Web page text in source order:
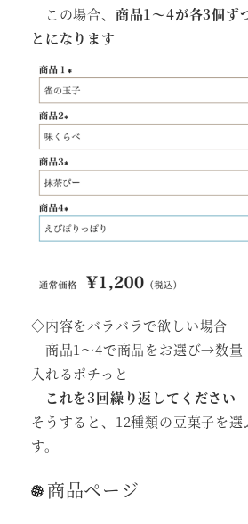
この場合、 商品1～4が各3個ず
とになります
◇内容をバラバラで欲しい場合
商品1～4で商品をお選び→数量
入れるポチっと
これを3回繰り返してください
そうすると、12種類の豆菓子を選
す。
商品ページ